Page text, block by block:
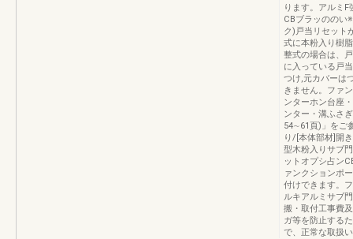
ります。アルミ
CBブラッののい
ク)戸当リセット
式に本粉入り樹
整式の場合は、
に入っている戸
つけ,元カバーは
きません。ファ
ンターホン台座
ンター・溝ふさ
54∼61頁)」をご
り/[本体部材]開
型木粉入りサブ
ットオプシ占ン
ァンクションポ
付けできます。
ルキアルミサブ
搬・取付工事費
ガ等を防止する
で、正常な取扱